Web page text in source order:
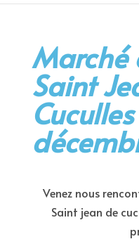
Marché
Saint
Venez nous
Saint jean de